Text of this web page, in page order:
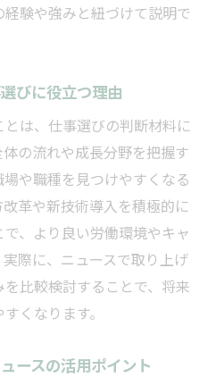
験や強みと紐づけて説明で
びに役立つ理由
は、仕事選びの判断材料に
の流れや成長分野を把握す
や職種を見つけやすくなる
革や新技術導入を積極的に
、より良い労働環境やキャ
際に、ニュースで取り上げ
比較検討することで、将来
くなります。
ースの活用ポイント